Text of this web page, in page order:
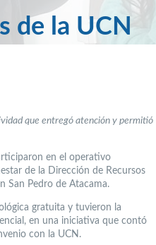
de la UCN
que entregó atención y permitió
en el operativo
de la Dirección de Recursos
San Pedro de Atacama.
gratuita y tuvieron la
en una iniciativa que contó
con la UCN.